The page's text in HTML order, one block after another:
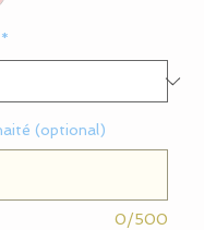
*
(optional)
0/500